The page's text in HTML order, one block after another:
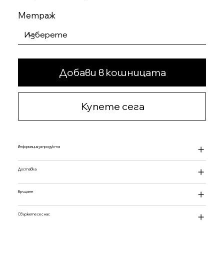
Метраж
Добави в кошницата
Купете сега
Информация за продукта
Доставка
Връщане
Свържете се с нас